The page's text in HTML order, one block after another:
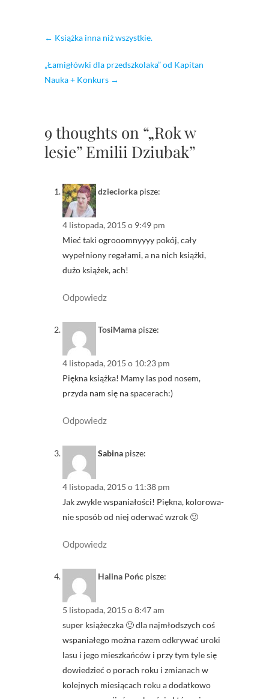
← Książka inna niż wszystkie.
„Łamigłówki dla przedszkolaka” od Kapitan
Nauka + Konkurs →
9 thoughts on “„Rok w
lesie” Emilii Dziubak”
dzieciorka pisze:
4 listopada, 2015 o 9:49 pm
Mieć taki ogrooomnyyyy pokój, cały
wypełniony regałami, a na nich książki,
dużo książek, ach!
Odpowiedz
TosiMama pisze:
4 listopada, 2015 o 10:23 pm
Piękna książka! Mamy las pod nosem,
przyda nam się na spacerach:)
Odpowiedz
Sabina pisze:
4 listopada, 2015 o 11:38 pm
Jak zwykle wspaniałości! Piękna, kolorowa-
nie sposób od niej oderwać wzrok 🙂
Odpowiedz
Halina Pońc pisze:
5 listopada, 2015 o 8:47 am
super książeczka 🙂 dla najmłodszych coś
wspaniałego można razem odkrywać uroki
lasu i jego mieszkańców i przy tym tyle się
dowiedzieć o porach roku i zmianach w
kolejnych miesiącach roku a dodatkowo